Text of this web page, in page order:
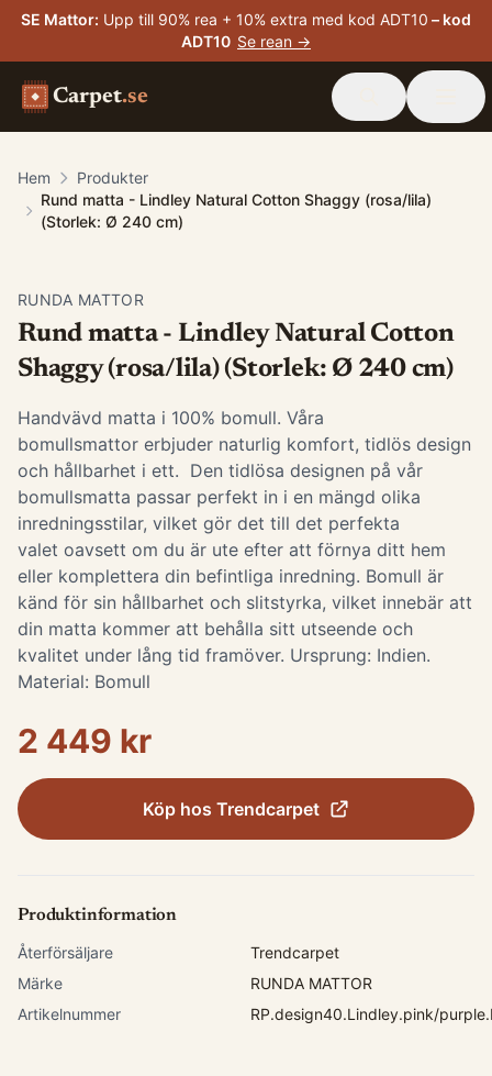
SE Mattor: Upp till 90% rea + 10% extra med kod ADT10 – kod
ADT10 Se rean →
Carpet.se
Hem
Produkter
Rund matta - Lindley Natural Cotton Shaggy (rosa/lila)
(Storlek: Ø 240 cm)
RUNDA MATTOR
Rund matta - Lindley Natural Cotton
Shaggy (rosa/lila) (Storlek: Ø 240 cm)
Handvävd matta i 100% bomull. Våra
bomullsmattor erbjuder naturlig komfort, tidlös design
och hållbarhet i ett. Den tidlösa designen på vår
bomullsmatta passar perfekt in i en mängd olika
inredningsstilar, vilket gör det till det perfekta
valet oavsett om du är ute efter att förnya ditt hem
eller komplettera din befintliga inredning. Bomull är
känd för sin hållbarhet och slitstyrka, vilket innebär att
din matta kommer att behålla sitt utseende och
kvalitet under lång tid framöver. Ursprung: Indien.
Material: Bomull
2 449 kr
Köp hos Trendcarpet
Produktinformation
Återförsäljare
Trendcarpet
Märke
RUNDA MATTOR
Artikelnummer
RP.design40.Lindley.pink/